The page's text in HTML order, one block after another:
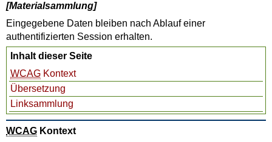
[Materialsammlung]
Eingegebene Daten bleiben nach Ablauf einer
authentifizierten Session erhalten.
Inhalt dieser Seite
WCAG Kontext
Übersetzung
Linksammlung
WCAG Kontext